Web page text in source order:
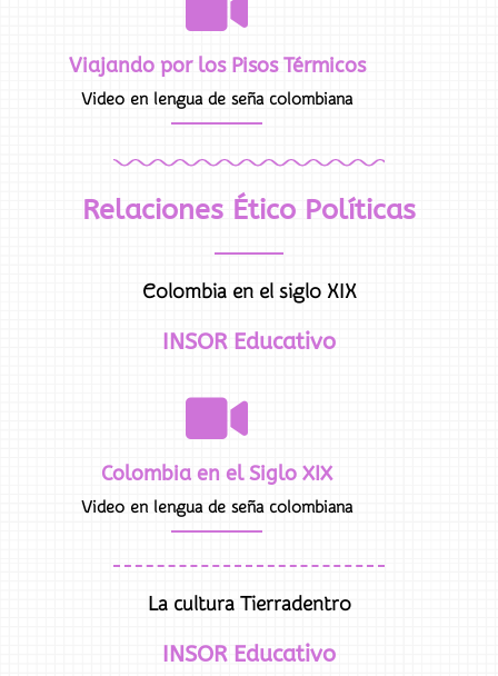
Viajando por los Pisos Térmicos
Video en lengua de seña colombiana
Relaciones Ético Políticas
Colombia en el siglo XIX
INSOR Educativo
Colombia en el Siglo XIX
Video en lengua de seña colombiana
La cultura Tierradentro
INSOR Educativo